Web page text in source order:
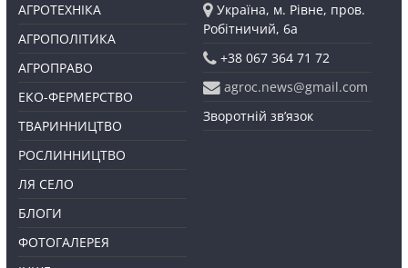
АГРОТЕХНІКА
АГРОПОЛІТИКА
АГРОПРАВО
ЕКО-ФЕРМЕРСТВО
ТВАРИННИЦТВО
РОСЛИННИЦТВО
ЛЯ СЕЛО
БЛОГИ
ФОТОГАЛЕРЕЯ
Україна, м. Рівне, пров.
Робітничий, 6а
+38 067 364 71 72
agroc.news@gmail.com
Зворотній зв’язок